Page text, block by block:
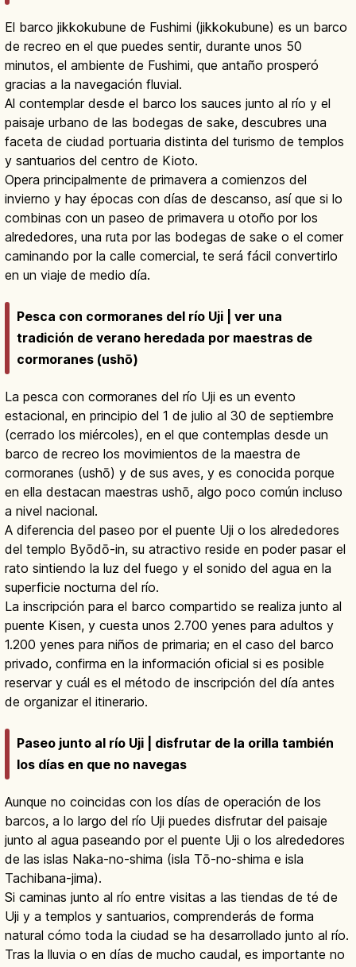
El barco jikkokubune de Fushimi (jikkokubune) es un barco
de recreo en el que puedes sentir, durante unos 50
minutos, el ambiente de Fushimi, que antaño prosperó
gracias a la navegación fluvial.
Al contemplar desde el barco los sauces junto al río y el
paisaje urbano de las bodegas de sake, descubres una
faceta de ciudad portuaria distinta del turismo de templos
y santuarios del centro de Kioto.
Opera principalmente de primavera a comienzos del
invierno y hay épocas con días de descanso, así que si lo
combinas con un paseo de primavera u otoño por los
alrededores, una ruta por las bodegas de sake o el comer
caminando por la calle comercial, te será fácil convertirlo
en un viaje de medio día.
Pesca con cormoranes del río Uji | ver una
tradición de verano heredada por maestras de
cormoranes (ushō)
La pesca con cormoranes del río Uji es un evento
estacional, en principio del 1 de julio al 30 de septiembre
(cerrado los miércoles), en el que contemplas desde un
barco de recreo los movimientos de la maestra de
cormoranes (ushō) y de sus aves, y es conocida porque
en ella destacan maestras ushō, algo poco común incluso
a nivel nacional.
A diferencia del paseo por el puente Uji o los alrededores
del templo Byōdō-in, su atractivo reside en poder pasar el
rato sintiendo la luz del fuego y el sonido del agua en la
superficie nocturna del río.
La inscripción para el barco compartido se realiza junto al
puente Kisen, y cuesta unos 2.700 yenes para adultos y
1.200 yenes para niños de primaria; en el caso del barco
privado, confirma en la información oficial si es posible
reservar y cuál es el método de inscripción del día antes
de organizar el itinerario.
Paseo junto al río Uji | disfrutar de la orilla también
los días en que no navegas
Aunque no coincidas con los días de operación de los
barcos, a lo largo del río Uji puedes disfrutar del paisaje
junto al agua paseando por el puente Uji o los alrededores
de las islas Naka-no-shima (isla Tō-no-shima e isla
Tachibana-jima).
Si caminas junto al río entre visitas a las tiendas de té de
Uji y a templos y santuarios, comprenderás de forma
natural cómo toda la ciudad se ha desarrollado junto al río.
Tras la lluvia o en días de mucho caudal, es importante no